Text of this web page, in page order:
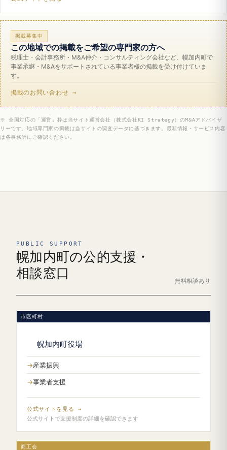
掲載募集中
この地域での掲載をご希望の専門家の方へ
税理士・会計事務所・M&A仲介・コンサルティング会社など、幌加内町で
事業承継・M&Aをサポートされている事業者様の掲載を受け付けていま
す。
掲載のお問い合わせ →
※ 全国対応の「運営」枠は当サイト運営会社（株式会社KI Strategy）のM&Aアドバイザ
リーです。地域専門家の掲載は当サイトの調査データに基づきます。最新情報・サービス内容
は各事務所にご確認ください。
PUBLIC SUPPORT
幌加内町の公的支援・
相談窓口
無料相談あり
市区町村
幌加内町役場
産業振興
事業者支援
公式サイトを見る →
公式サイトで支援制度の詳細を確認できます
商工会